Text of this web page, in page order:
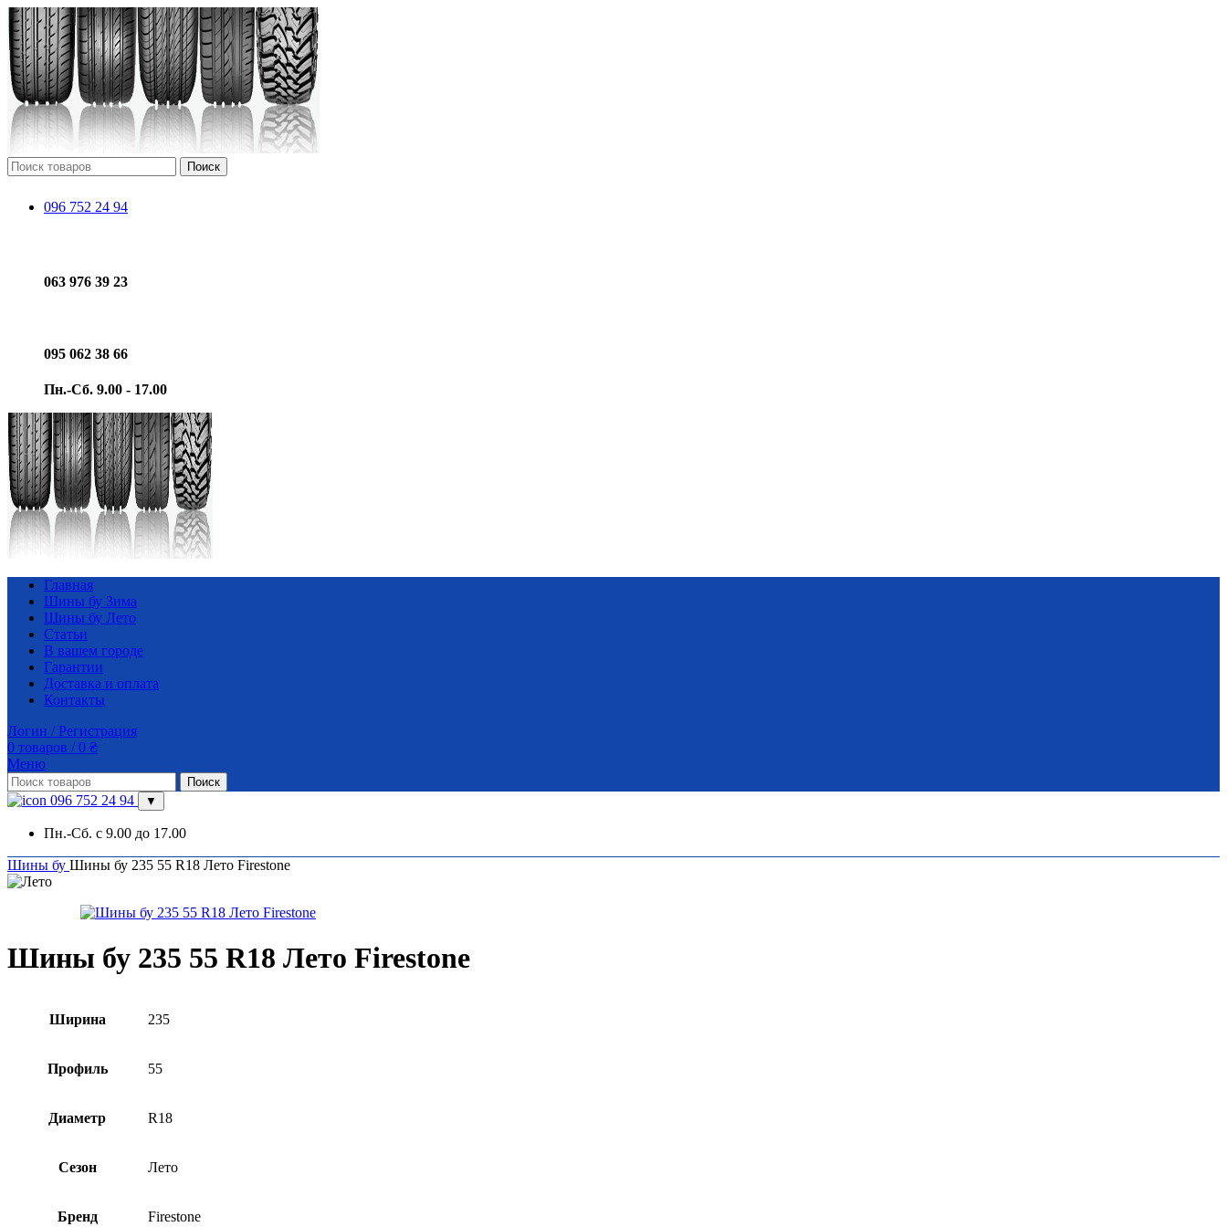
Поиск
096 752 24 94
063 976 39 23
095 062 38 66
Пн.-Сб. 9.00 - 17.00
Главная
Шины бу Зима
Шины бу Лето
Статьи
В вашем городе
Гарантии
Доставка и оплата
Контакты
Логин / Регистрация
0 товаров / 0 ₴
Меню
Поиск
096 752 24 94 ▼
Пн.-Сб. с 9.00 до 17.00
Шины бу Шины бу 235 55 R18 Лето Firestone
Шины бу 235 55 R18 Лето Firestone
Ширина 235
Профиль 55
Диаметр R18
Сезон Лето
Бренд Firestone